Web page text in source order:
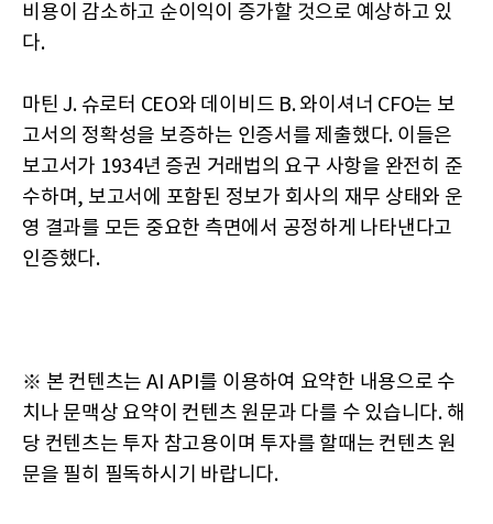
비용이 감소하고 순이익이 증가할 것으로 예상하고 있
다.
마틴 J. 슈로터 CEO와 데이비드 B. 와이셔너 CFO는 보
고서의 정확성을 보증하는 인증서를 제출했다. 이들은
보고서가 1934년 증권 거래법의 요구 사항을 완전히 준
수하며, 보고서에 포함된 정보가 회사의 재무 상태와 운
영 결과를 모든 중요한 측면에서 공정하게 나타낸다고
인증했다.
※ 본 컨텐츠는 AI API를 이용하여 요약한 내용으로 수
치나 문맥상 요약이 컨텐츠 원문과 다를 수 있습니다. 해
당 컨텐츠는 투자 참고용이며 투자를 할때는 컨텐츠 원
문을 필히 필독하시기 바랍니다.